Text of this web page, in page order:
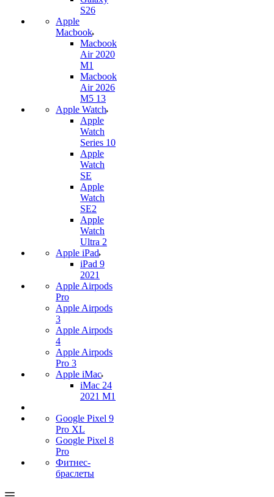
S26
Apple
Macbook
Macbook
Air 2020
M1
Macbook
Air 2026
M5 13
Apple Watch
Apple
Watch
Series 10
Apple
Watch
SE
Apple
Watch
SE2
Apple
Watch
Ultra 2
Apple iPad
iPad 9
2021
Apple Airpods
Pro
Apple Airpods
3
Apple Airpods
4
Apple Airpods
Pro 3
Apple iMac
iMac 24
2021 M1
Google Pixel 9
Pro XL
Google Pixel 8
Pro
Фитнес-
браслеты